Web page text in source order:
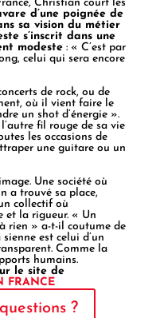
Christian court les
d’une poignée de
sa vision du métier
s’inscrit dans une
modeste: « C’est par
celui qui sera encore
de rock, ou de
où il vient faire le
un shot d’énergie ».
fil rouge de sa vie
les occasions de
une guitare ou un
Une société où
a trouvé sa place,
collectif où
et la rigueur. « Un
rien » a-t-il coutume de
est celui d’un
Comme la
humains.
le site de
FRANCE
?